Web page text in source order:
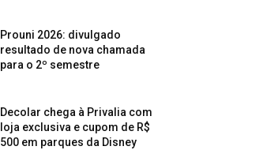
Prouni 2026: divulgado
resultado de nova chamada
para o 2º semestre
Decolar chega à Privalia com
loja exclusiva e cupom de R$
500 em parques da Disney